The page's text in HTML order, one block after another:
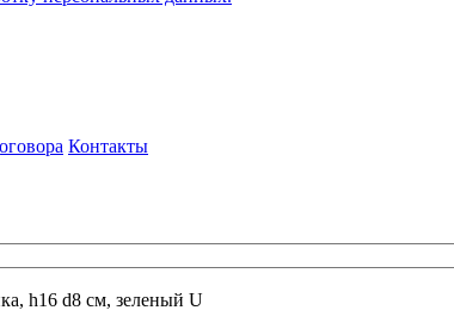
Контакты
h16 d8 см, зеленый U